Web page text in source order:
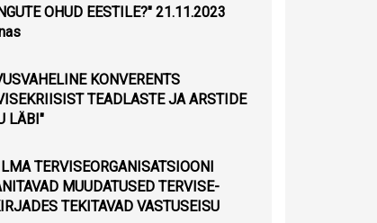
OHUD EESTILE?" 21.11.2023
KONVERENTS
TEADLASTE JA ARSTIDE
LÄBI"
TERVISEORGANISATSIOONI
MUUDATUSED TERVISE-
TEKITAVAD VASTUSEISU